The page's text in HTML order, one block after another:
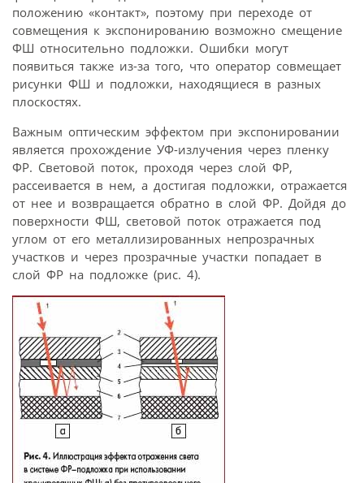
положению «контакт», поэтому при переходе от
совмещения к экспонированию возможно смещение
ФШ относительно подложки. Ошибки могут
появиться также из-за того, что оператор совмещает
рисунки ФШ и подложки, находящиеся в разных
плоскостях.
Важным оптическим эффектом при экспонировании
является прохождение УФ-излучения через пленку
ФР. Световой поток, проходя через слой ФР,
рассеивается в нем, а достигая подложки, отражается
от нее и возвращается обратно в слой ФР. Дойдя до
поверхности ФШ, световой поток отражается под
углом от его металлизированных непрозрачных
участков и через прозрачные участки попадает в
слой ФР на подложке (рис. 4).